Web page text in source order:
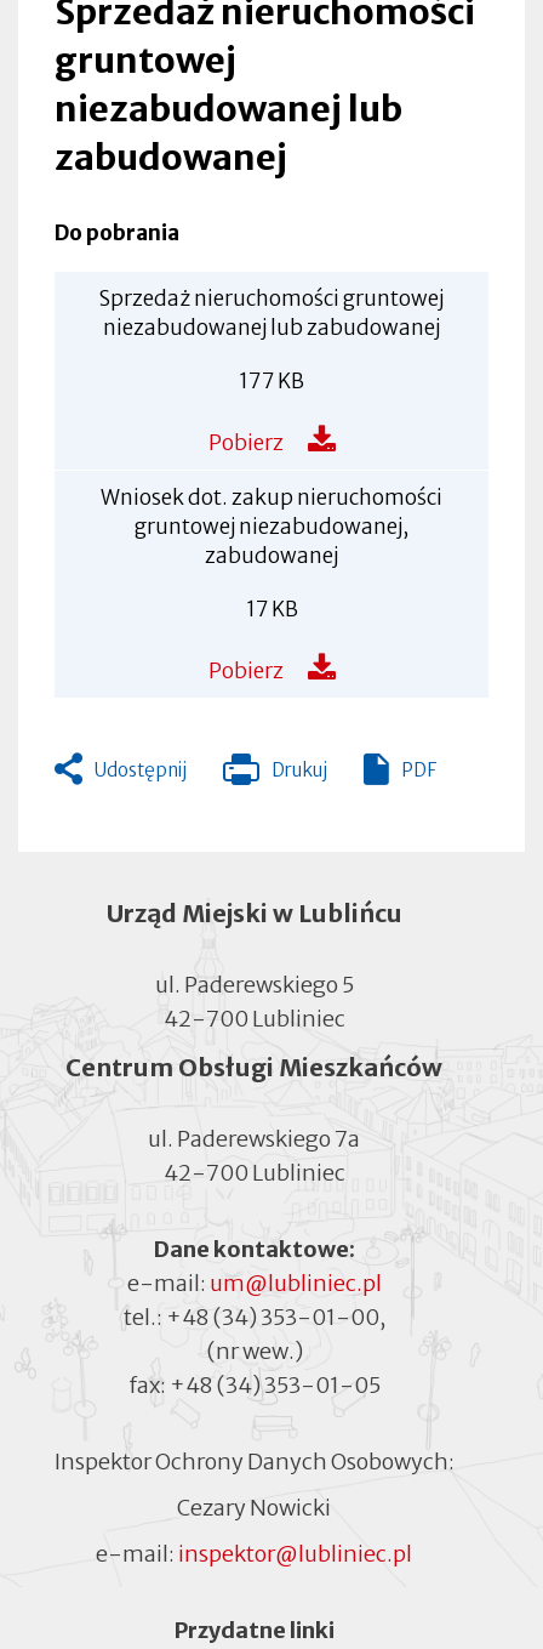
Sprzedaż nieruchomości
gruntowej
niezabudowanej lub
zabudowanej
Do pobrania
Sprzedaż nieruchomości gruntowej
niezabudowanej lub zabudowanej
177 KB
Pobierz
Wniosek dot. zakup nieruchomości
gruntowej niezabudowanej,
zabudowanej
17 KB
Pobierz
Udostępnij Drukuj
Otworzy
PDF
Urząd Miejski w Lublińcu
ul. Paderewskiego 5
42-700 Lubliniec
Centrum Obsługi Mieszkańców
ul. Paderewskiego 7a
42-700 Lubliniec
Dane kontaktowe:
e-mail: um@lubliniec.pl
tel.: +48 (34) 353-01-00,
(nr wew.)
fax: +48 (34) 353-01-05
Inspektor Ochrony Danych Osobowych:
Cezary Nowicki
e-mail: inspektor@lubliniec.pl
MenuPrzydatne linki